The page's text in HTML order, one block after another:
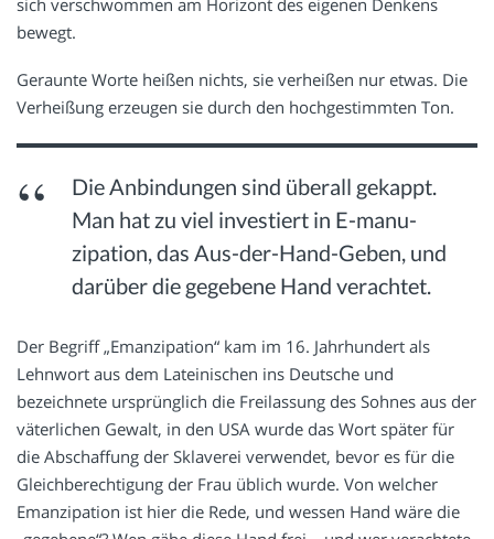
bewegt.
Geraunte Worte heißen nichts, sie verheißen nur etwas. Die
Verheißung erzeugen sie durch den hochgestimmten Ton.
Die Anbindungen sind überall gekappt.
Man hat zu viel investiert in E-manu-
zipation, das Aus-der-Hand-Geben, und
darüber die gegebene Hand verachtet.
Der Begriff „Emanzipation“ kam im 16. Jahrhundert als
Lehnwort aus dem Lateinischen ins Deutsche und
bezeichnete ursprünglich die Freilassung des Sohnes aus der
väterlichen Gewalt, in den USA wurde das Wort später für
die Abschaffung der Sklaverei verwendet, bevor es für die
Gleichberechtigung der Frau üblich wurde. Von welcher
Emanzipation ist hier die Rede, und wessen Hand wäre die